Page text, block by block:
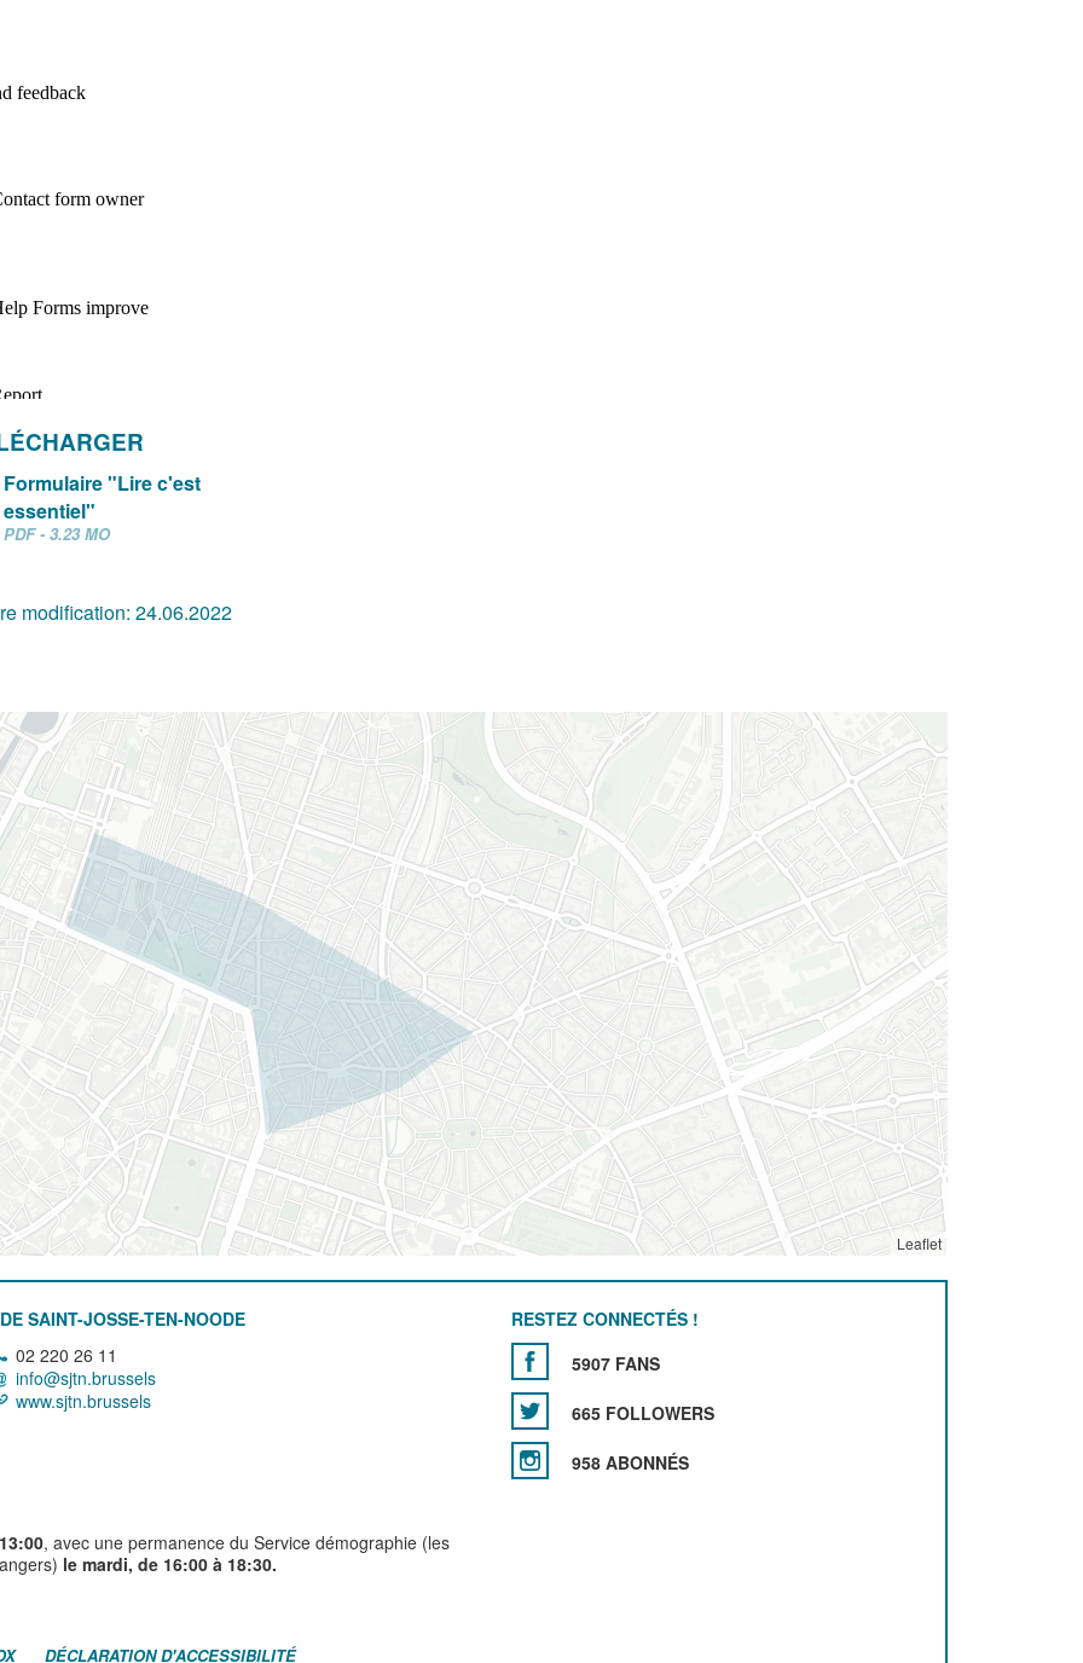
Formulaire "Lire c'est
essentiel"
PDF - 3.23 MO
modification: 24.06.2022
Leaflet
SAINT-JOSSE-TEN-NOODE
02 220 26 11
info@sjtn.brussels
www.sjtn.brussels
, avec une permanence du Service démographie (les
le mardi, de 16:00 à 18:30.
RESTEZ CONNECTÉS !
5907 FANS
665 FOLLOWERS
958 ABONNÉS
DÉCLARATION D'ACCESSIBILITÉ